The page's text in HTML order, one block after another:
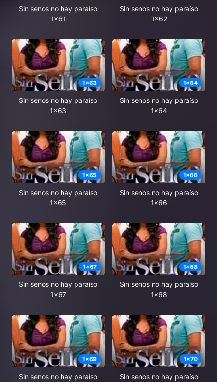
Sin senos no hay paraíso
1x61
Sin senos no hay paraíso
1x62
1x63
Sin senos no hay paraíso
1x63
1x64
Sin senos no hay paraíso
1x64
1x65
Sin senos no hay paraíso
1x65
1x66
Sin senos no hay paraíso
1x66
1x67
Sin senos no hay paraíso
1x67
1x68
Sin senos no hay paraíso
1x68
1x69
Sin senos no hay paraíso
1x70
Sin senos no hay paraíso